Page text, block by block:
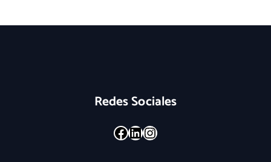
Redes Sociales
Facebook LinkedIn Instagram